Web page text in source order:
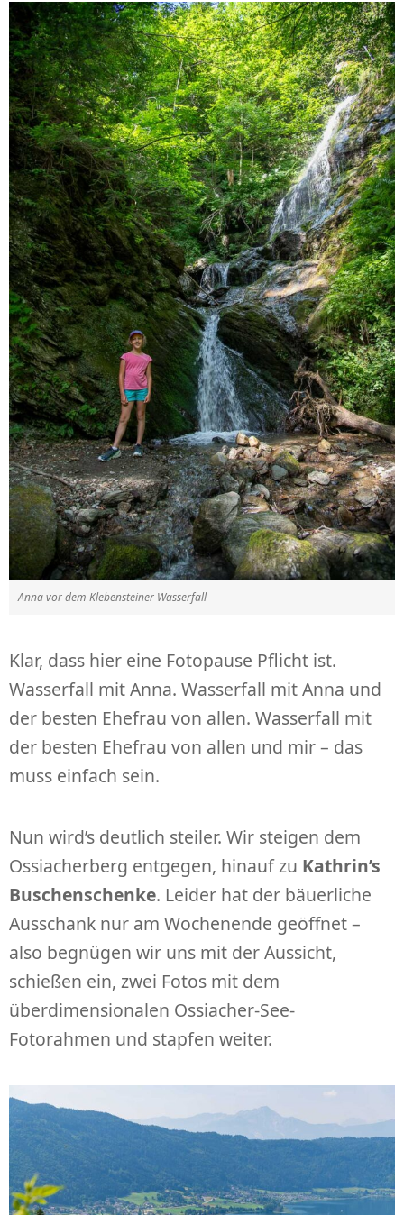
Anna vor dem Klebensteiner Wasserfall
Klar, dass hier eine Fotopause Pflicht ist.
Wasserfall mit Anna. Wasserfall mit Anna und
der besten Ehefrau von allen. Wasserfall mit
der besten Ehefrau von allen und mir – das
muss einfach sein.
Nun wird’s deutlich steiler. Wir steigen dem
Ossiacherberg entgegen, hinauf zu Kathrin’s
Buschenschenke. Leider hat der bäuerliche
Ausschank nur am Wochenende geöffnet –
also begnügen wir uns mit der Aussicht,
schießen ein, zwei Fotos mit dem
überdimensionalen Ossiacher-See-
Fotorahmen und stapfen weiter.